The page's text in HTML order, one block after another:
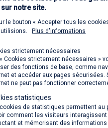
La SACD partout, quand vous
notre site.
le bouton « Accepter tous les
Plus d'informations
strictement nécessaires
Cookies strictement nécessaires »
des fonctions de base, comme
et accéder aux pages sécurisées.
ne peut pas fonctionner
statistiques
de statistiques permettent au
comment les visiteurs interagissent
et mémorisant des informations